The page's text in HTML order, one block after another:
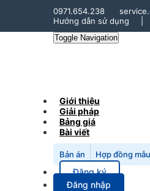
0971.654.238
Hướng dẫn sử dụng
Toggle Navigation
Giới thiệu
Giải pháp
Bảng giá
Bài viết
Bản án Hợp đồng mẫu
Đăng ký
Đăng nhập